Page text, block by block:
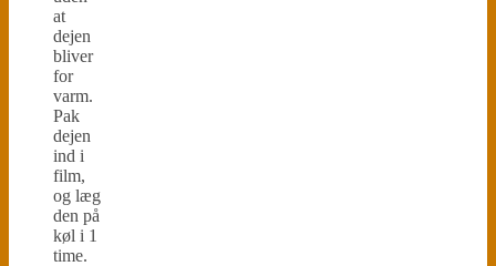
at
dejen
bliver
for
varm.
Pak
dejen
ind i
film,
og læg
den på
køl i 1
time.